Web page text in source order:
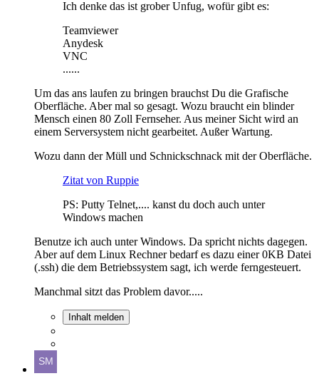
Ich denke das ist grober Unfug, wofür gibt es:
Teamviewer
Anydesk
VNC
......
Um das ans laufen zu bringen brauchst Du die Grafische
Oberfläche. Aber mal so gesagt. Wozu braucht ein blinder
Mensch einen 80 Zoll Fernseher. Aus meiner Sicht wird an
einem Serversystem nicht gearbeitet. Außer Wartung.
Wozu dann der Müll und Schnickschnack mit der Oberfläche.
Zitat von Ruppie
PS: Putty Telnet,.... kanst du doch auch unter
Windows machen
Benutze ich auch unter Windows. Da spricht nichts dagegen.
Aber auf dem Linux Rechner bedarf es dazu einer 0KB Datei
(.ssh) die dem Betriebssystem sagt, ich werde ferngesteuert.
Manchmal sitzt das Problem davor.....
Inhalt melden